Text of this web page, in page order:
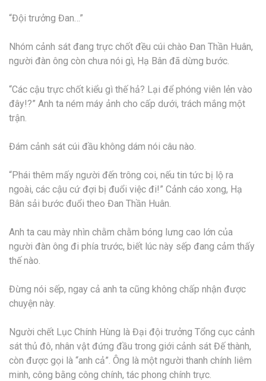
“Đội trưởng Đan…”
Nhóm cảnh sát đang trực chốt đều cúi chào Đan Thần Huân,
người đàn ông còn chưa nói gì, Hạ Bân đã dừng bước.
“Các cậu trực chốt kiểu gì thế hả? Lại để phóng viên lẻn vào
đây!?” Anh ta ném máy ảnh cho cấp dưới, trách mắng một
trận.
Đám cảnh sát cúi đầu không dám nói câu nào.
“Phái thêm mấy người đến trông coi, nếu tin tức bị lộ ra
ngoài, các cậu cứ đợi bị đuổi việc đi!” Cảnh cáo xong, Hạ
Bân sải bước đuổi theo Đan Thần Huân.
Anh ta cau mày nhìn chằm chằm bóng lưng cao lớn của
người đàn ông đi phía trước, biết lúc này sếp đang cảm thấy
thế nào.
Đừng nói sếp, ngay cả anh ta cũng không chấp nhận được
chuyện này.
Người chết Lục Chính Hùng là Đại đội trưởng Tổng cục cảnh
sát thủ đô, nhân vật đứng đầu trong giới cảnh sát Đế thành,
còn được gọi là “anh cả”. Ông là một người thanh chính liêm
minh, công bằng công chính, tác phong chính trực.